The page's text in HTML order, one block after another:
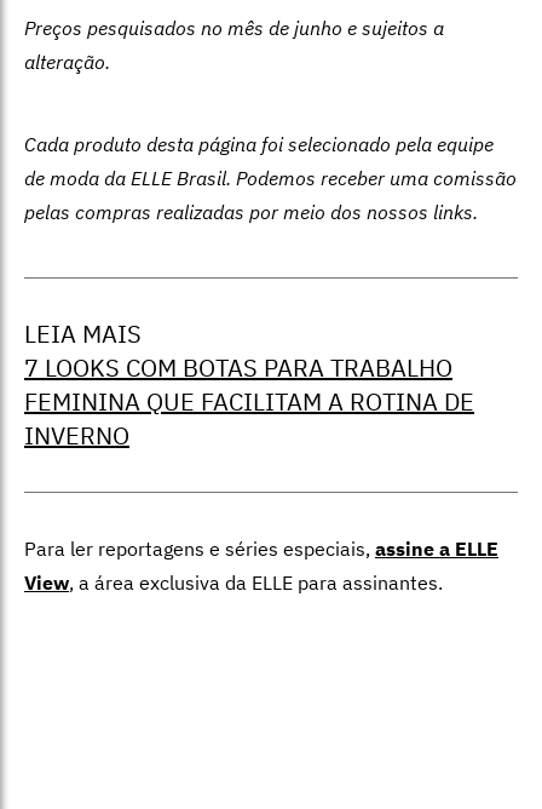
Preços pesquisados no mês de junho e sujeitos a
alteração.
Cada produto desta página foi selecionado pela equipe
de moda da ELLE Brasil. Podemos receber uma comissão
pelas compras realizadas por meio dos nossos links.
LEIA MAIS
7 LOOKS COM BOTAS PARA TRABALHO
FEMININA QUE FACILITAM A ROTINA DE
INVERNO
Para ler reportagens e séries especiais, assine a ELLE
View, a área exclusiva da ELLE para assinantes.